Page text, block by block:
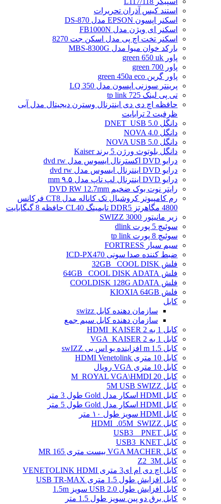
استند کیس آذران تحریرات
اسکنر اپسون EPSON مدل DS-870
اسکنر ای ویژن مدل FB1000N
اسکنر تخت اچ پی مدل اسکن جت 8270
بارکد خوان میوا مدل MBS-8300G
پاور green 650 uk
پاور green 700
پاور گرین green 450a eco
پرینتر سوزنی اپسون مدل LQ 350
تی پی لینک tp link 725
حافظه اچ دی دی اینترنال وسترن دیجیتال مدل آبی
ظرفیت 2 ترابایت
دانگل DNET_USB 5.0
دانگل NOVA 4.0
دانگل NOVA USB 5.0
دانگل بلوتوث ورژن 5 برند Kaiser
درایو DVD اکسترنال ایسوس مدل dvd rw
درایو DVD اینترنال ایسوس مدل dvd rw
درایو DVD اینترنال لپ تاپ مدل ۹.۵ mm
رایتر نوت بوک ضخیم DVD RW 12.7mm
رم کامپیوتر کروشیال تک کاناله مدل CT8 فرکانس
4800 مگاهرتز DDR5 تایمینگ CL40 حافظه 8 گیگابایت
زیر مانیتور SWIZZ 3000
سوئیچ 5 پورت dlink
سوئیچ 8 پورت tp link
سیم سیار FORTRESS
ضبط کننده صدا سونی ICD-PX470
فلش 32GB _COOL DISK
فلش 64GB _COOL DISK ADATA
فلش COOLDISK 128G ADATA
فلش KIOXIA 64GB
کابل
سازمان دهنده کابل swizz
سازمان دهنده کابل سیم جمع
کابل 1 به 2 HDMI_KAISER
کابل 1 به 2 VGA_KAISER
کابل 1.5 m افزاینده یو اس بی swIZZ
کابل 10 متری HDMI Venetolink
کابل 10 متری VGA رویال
کابل 20 M_ROYAL VGA\HMDI
کابل 5M USB SWIZZ
کابل HDMI اسکار مدل Gold طول 3 متر
کابل HDMI اسکار مدل Gold طول 5 متر
کابل HDMI سویز طول ۱۰ متر
کابل HDMI_.05M_SWIZZ
کابل USB3 _ PNET
کابل USB3_KNET
کابل VGA MACHER بیست متری MR 165
کابل Z2_3M
کابل اچ دی ام ای3 متری VENETOLINK HDMI
کابل افزایش طول 1.5 متری USB TR-MAX
کابل افزایش طول USB 2.0 سویز 1.5m
کابل برق دو پین سویز طول 1.5 متر